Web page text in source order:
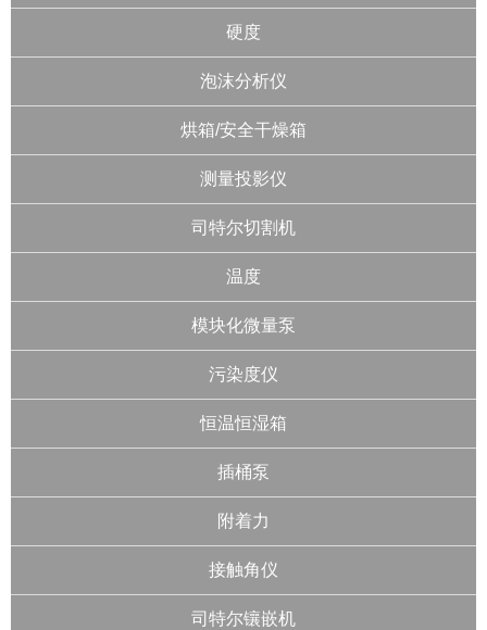
硬度
泡沫分析仪
烘箱/安全干燥箱
测量投影仪
司特尔切割机
温度
模块化微量泵
污染度仪
恒温恒湿箱
插桶泵
附着力
接触角仪
司特尔镶嵌机